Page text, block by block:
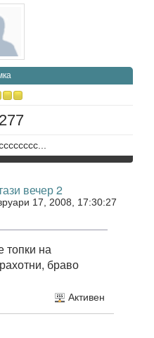
вечер 2
17, 2008, 17:30:27
топки на
браво
Активен